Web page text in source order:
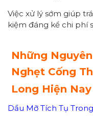
Việc xử lý sớm giúp
kiệm đáng kể chi phí
Những
Nghẹt Cống
Long Hiện Nay
Dầu Mỡ Tích Tụ